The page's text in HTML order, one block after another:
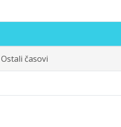
Ostali časovi